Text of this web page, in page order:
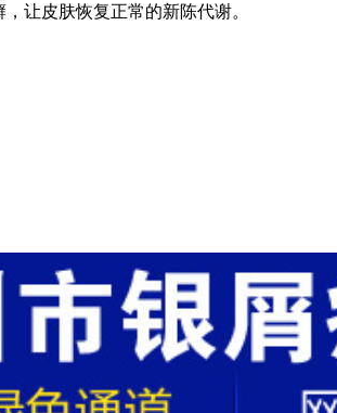
让皮肤恢复正常的新陈代谢。